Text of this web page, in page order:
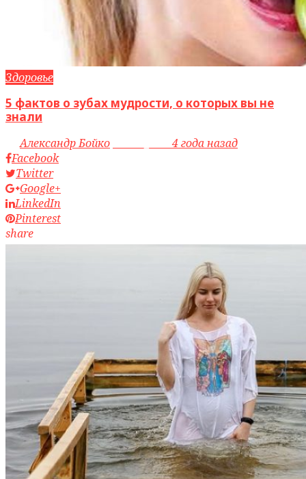
Здоровье
5 фактов о зубах мудрости, о которых вы не
знали
byАлександр Бойко
4 года назад
Facebook
Twitter
Google+
LinkedIn
Pinterest
share